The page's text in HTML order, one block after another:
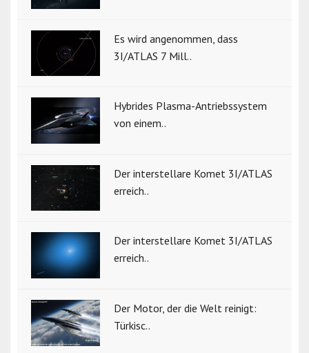
Es wird angenommen, dass
3I/ATLAS 7 Mill..
Hybrides Plasma-Antriebssystem
von einem..
Der interstellare Komet 3I/ATLAS
erreich..
Der interstellare Komet 3I/ATLAS
erreich..
Der Motor, der die Welt reinigt:
Türkisc..